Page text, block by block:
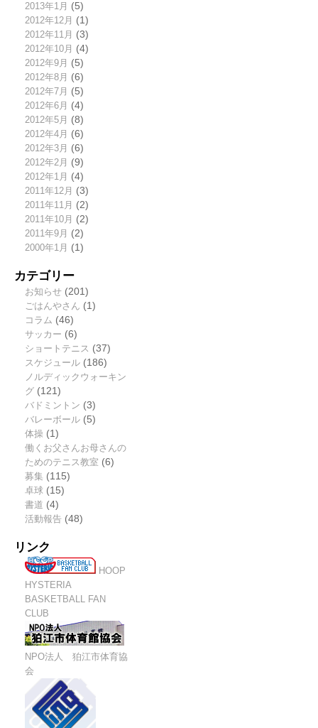
2013年1月 (5)
2012年12月 (1)
2012年11月 (3)
2012年10月 (4)
2012年9月 (5)
2012年8月 (6)
2012年7月 (5)
2012年6月 (4)
2012年5月 (8)
2012年4月 (6)
2012年3月 (6)
2012年2月 (9)
2012年1月 (4)
2011年12月 (3)
2011年11月 (2)
2011年10月 (2)
2011年9月 (2)
2000年1月 (1)
カテゴリー
お知らせ(201)
ごはんやさん (1)
コラム (46)
サッカー (6)
ショートテニス (37)
スケジュール(186)
ノルディックウォーキン
グ(121)
バドミントン (3)
バレーボール(5)
体操(1)
働くお父さんお母さんの
ためのテニス教室 (6)
募集 (115)
卓球 (15)
書道 (4)
活動報告(48)
リンク
HOOP
HYSTERIA
BASKETBALL FAN
CLUB
NPO法人 狛江市体育協
会